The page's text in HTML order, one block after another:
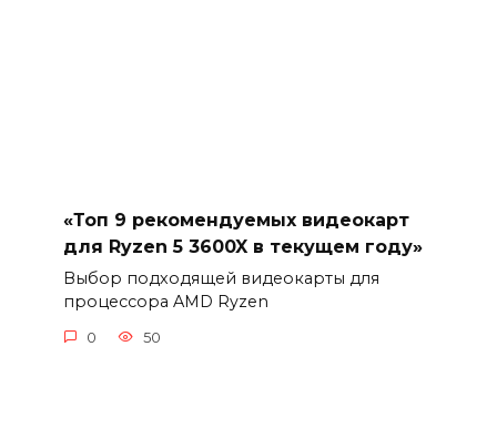
«Топ 9 рекомендуемых видеокарт
для Ryzen 5 3600X в текущем году»
Выбор подходящей видеокарты для
процессора AMD Ryzen
0 50